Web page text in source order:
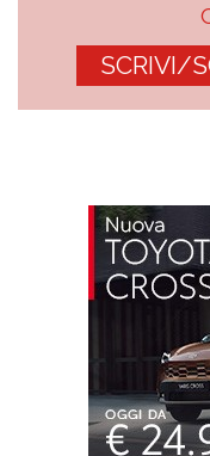
SCRIVI/